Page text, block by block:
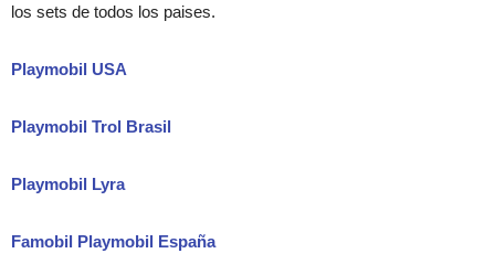
los sets de todos los paises.
Playmobil USA
Playmobil Trol Brasil
Playmobil Lyra
Famobil Playmobil España